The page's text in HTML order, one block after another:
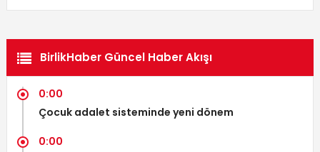
BirlikHaber Güncel Haber Akışı
0:00
Çocuk adalet sisteminde yeni dönem
0:00